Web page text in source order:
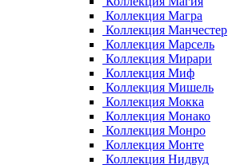
Коллекция Магра
Коллекция Манчестер
Коллекция Марсель
Коллекция Мирари
Коллекция Миф
Коллекция Мишель
Коллекция Мокка
Коллекция Монако
Коллекция Монро
Коллекция Монте
Коллекция Нидвуд